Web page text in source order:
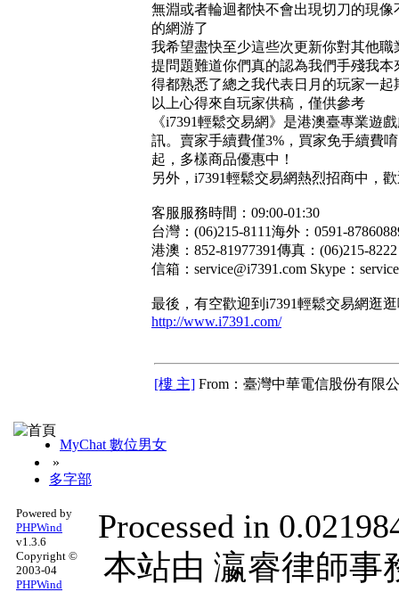
無淵或者輪迴都快不會出現切刀的現
的網游了
我希望盡快至少這些次更新你對其他
提問題難道你們真的認為我們手殘我
得都熟悉了總之我代表日月的玩家一起
以上心得來自玩家供稿，僅供參考
《i7391輕鬆交易網》是港澳臺專業遊
訊。賣家手續費僅3%，買家免手續費
起，多樣商品優惠中！
另外，i7391輕鬆交易網熱烈招商中，
客服服務時間：09:00-01:30
台灣：(06)215-8111海外：0591-
港澳：852-81977391傳真：(06)215-8222
信箱：service@i7391.com Skype：
最後，有空歡迎到i7391輕鬆交易網逛
http://www.i7391.com/
[樓 主] From：臺灣中華電信股份有限
MyChat 數位男女
»
多字部
Powered by
PHPWind
v1.3.6
Copyright ©
2003-04
PHPWind
Processed in
本站由 瀛睿律師事